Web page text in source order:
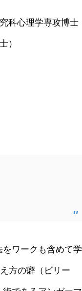
科心理学専攻博士
）
ワークも含めて学
方の癖（ビリー